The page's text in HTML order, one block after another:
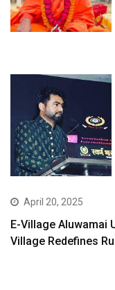
April 20, 2025
E-Village Aluwamai
Village Redefines